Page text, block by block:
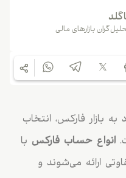
بازارهای مالی
بازار فارکس، انتخاب
انواع حساب فارکس با
ارائه می‌شوند و